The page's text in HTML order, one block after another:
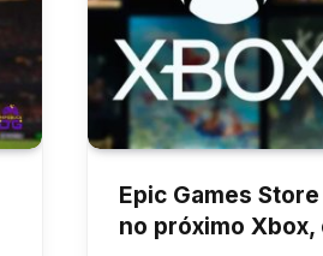
Epic Games
no próximo